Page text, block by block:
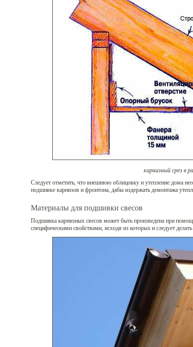
карнизный срез в
Следует отметить, что внешнюю облицовку и утепление дома
подшивке карнизов и фронтона, дабы издержать демонтажа
Материалы для подшивки свесов
Подшивка карнизных свесов может быть произведена при
специфическими свойствами, исходя из которых и следует